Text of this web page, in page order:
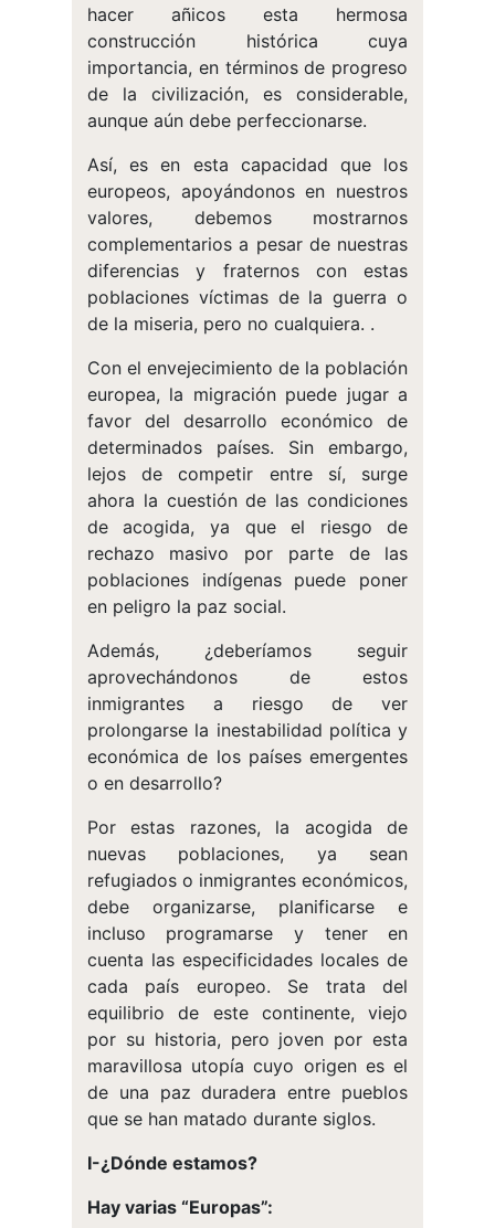
hacer añicos esta hermosa
construcción histórica cuya
importancia, en términos de progreso
de la civilización, es considerable,
aunque aún debe perfeccionarse.
Así, es en esta capacidad que los
europeos, apoyándonos en nuestros
valores, debemos mostrarnos
complementarios a pesar de nuestras
diferencias y fraternos con estas
poblaciones víctimas de la guerra o
de la miseria, pero no cualquiera. .
Con el envejecimiento de la población
europea, la migración puede jugar a
favor del desarrollo económico de
determinados países. Sin embargo,
lejos de competir entre sí, surge
ahora la cuestión de las condiciones
de acogida, ya que el riesgo de
rechazo masivo por parte de las
poblaciones indígenas puede poner
en peligro la paz social.
Además, ¿deberíamos seguir
aprovechándonos de estos
inmigrantes a riesgo de ver
prolongarse la inestabilidad política y
económica de los países emergentes
o en desarrollo?
Por estas razones, la acogida de
nuevas poblaciones, ya sean
refugiados o inmigrantes económicos,
debe organizarse, planificarse e
incluso programarse y tener en
cuenta las especificidades locales de
cada país europeo. Se trata del
equilibrio de este continente, viejo
por su historia, pero joven por esta
maravillosa utopía cuyo origen es el
de una paz duradera entre pueblos
que se han matado durante siglos.
I-¿Dónde estamos?
Hay varias “Europas”: